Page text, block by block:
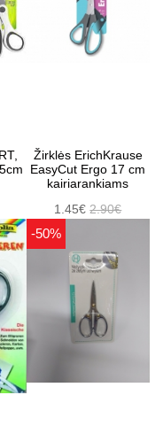
Žirklės ErichKrause
EasyCut Ergo 17 cm
kairiarankiams
1.45€2.90€
-50%